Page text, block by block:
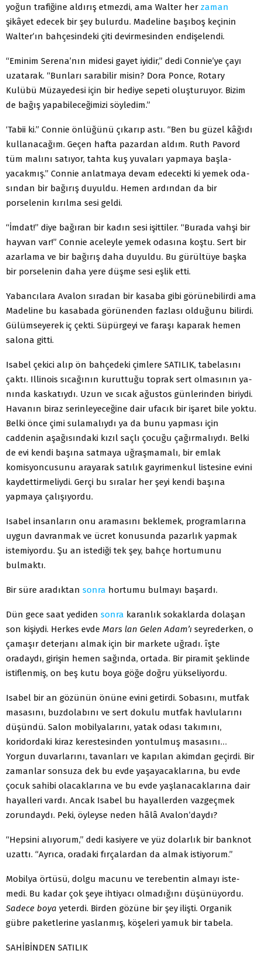
yoğun trafiğine aldırış etmezdi, ama Walter her zaman
şikâyet edecek bir şey bulurdu. Madeline başıboş keçinin
Walter’ın bahçesin­deki çiti devirmesinden endişelendi.
“Eminim Serena’nın midesi gayet iyidir,” dedi Connie’ye çayı
uzatarak. “Bunları sarabilir misin? Dora Ponce, Rotary
Kulübü Müzayedesi için bir hediye sepeti oluşturuyor. Bizim
de bağış yapabileceğimizi söyledim.”
‘Tabii ki.” Connie önlüğünü çıkarıp astı. “Ben bu güzel kâğıdı
kullanacağım. Geçen hafta pazardan aldım. Ruth Pavord
tüm malını satıyor, tahta kuş yuvaları yapmaya başla­
yacakmış.” Connie anlatmaya devam edecekti ki yemek oda­
sından bir bağırış duyuldu. Hemen ardından da bir
porselenin kırılma sesi geldi.
“İmdat!” diye bağıran bir kadın sesi işittiler. “Burada vahşi bir
hayvan var!” Connie aceleyle yemek odasına koştu. Sert bir
azarlama ve bir bağırış daha duyuldu. Bu gürültüye başka
bir porselenin daha yere düşme sesi eşlik etti.
Yabancılara Avalon sıradan bir kasaba gibi görünebilirdi ama
Madeline bu kasabada görünenden fazlası olduğunu bilir­di.
Gülümseyerek iç çekti. Süpürgeyi ve faraşı kaparak hemen
salona gitti.
Isabel çekici alıp ön bahçedeki çimlere SATILIK, tabelasını
çaktı. Illinois sıcağının kuruttuğu toprak sert olmasının ya­
nında kaskatıydı. Uzun ve sıcak ağustos günlerinden biriydi.
Havanın biraz serinleyeceğine dair ufacık bir işaret bile yoktu.
Belki önce çimi sulamalıydı ya da bunu yapması için
caddenin aşağısındaki kızıl saçlı çocuğu çağırmalıydı. Belki
de evi ken­di başına satmaya uğraşmamalı, bir emlak
komisyoncusunu arayarak satılık gayrimenkul listesine evini
kaydettirmeliydi. Gerçi bu sıralar her şeyi kendi başına
yapmaya çalışıyordu.
Isabel insanların onu aramasını beklemek, programlarına
uy­gun davranmak ve ücret konusunda pazarlık yapmak
istemiyordu. Şu an istediği tek şey, bahçe hortumunu
bulmaktı.
Bir süre aradıktan sonra hortumu bulmayı başardı.
Dün gece saat yediden sonra karanlık sokaklarda dolaşan
son kişiydi. Herkes evde Mars lan Gelen Adam’ı seyreder­ken, o
çamaşır deterjanı almak için bir markete uğradı. îşte
oradaydı, girişin hemen sağında, ortada. Bir piramit şeklinde
istiflenmiş, on beş kutu boya göğe doğru yükseliyordu.
Isabel bir an gözünün önüne evini getirdi. Sobasını, mutfak
masasını, buzdolabını ve sert dokulu mutfak havlularını
dü­şündü. Salon mobilyalarını, yatak odası takımını,
koridordaki kiraz kerestesinden yontulmuş masasını…
Yorgun duvarları­nı, tavanları ve kapılan akimdan geçirdi. Bir
zamanlar sonsu­za dek bu evde yaşayacaklarına, bu evde
çocuk sahibi olacak­larına ve bu evde yaşlanacaklarına dair
hayalleri vardı. Ancak Isabel bu hayallerden vazgeçmek
zorundaydı. Peki, öyleyse neden hâlâ Avalon’daydı?
“Hepsini alıyorum,” dedi kasiyere ve yüz dolarlık bir bank­not
uzattı. “Ayrıca, oradaki fırçalardan da almak istiyorum.”
Mobilya örtüsü, dolgu macunu ve terebentin almayı iste­
medi. Bu kadar çok şeye ihtiyacı olmadığını düşünüyordu.
Sadece boya yeterdi. Birden gözüne bir şey ilişti. Organik
gübre paketlerine yaslanmış, köşeleri yamuk bir tabela.
SAHİBİNDEN SATILIK